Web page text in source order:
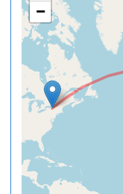
−